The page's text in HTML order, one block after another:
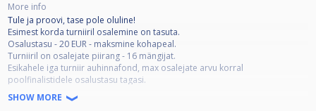
More info
Tule ja proovi, tase pole oluline!
Esimest korda turniiril osalemine on tasuta.
Osalustasu - 20 EUR - maksmine kohapeal.
Turniiril on osalejate piirang - 16 mängijat.
Esikahele iga turniir auhinnafond, max osalejate arvu korral
poolfinalistidele osalustasu tagasi.
Enne turniiri algust osalemisest loobumisest on mängija kohustatud
tasuma turniiri osavõtumaksu.
SHOW MORE